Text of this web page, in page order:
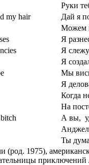
Руки
my hair
Дай я
Можем
Я
Я
Я
Мы
Я
Когда
На
А вы,
Ты
1975),